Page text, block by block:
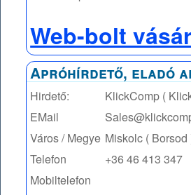
Web-bolt
Apróhírdető, eladó
Hirdető:
KlickComp (
EMail
Város / Megye Miskolc ( Borsod
Telefon
+36 46 413 347
Mobiltelefon